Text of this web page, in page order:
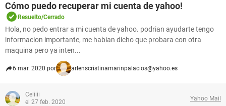
Cómo puedo recuperar mi cuenta de yahoo!
Resuelto/Cerrado
Hola, no pedo entrar a mi cuenta de yahoo. podrian ayudarte tengo
informacion importante, me habian dicho que probara con otra
maquina pero ya inten...
6 mar. 2020 por arlenscristinamarinpalacios@yahoo.es
Celiiii
el 27 feb. 2020
Yahoo Mail